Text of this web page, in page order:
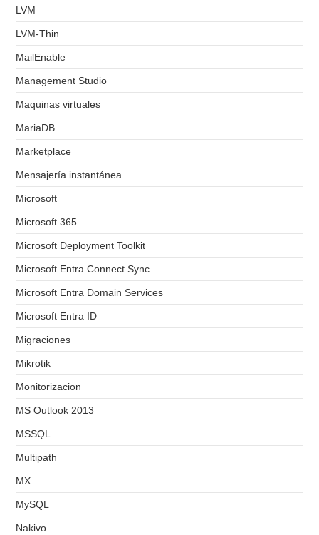
LVM
LVM-Thin
MailEnable
Management Studio
Maquinas virtuales
MariaDB
Marketplace
Mensajería instantánea
Microsoft
Microsoft 365
Microsoft Deployment Toolkit
Microsoft Entra Connect Sync
Microsoft Entra Domain Services
Microsoft Entra ID
Migraciones
Mikrotik
Monitorizacion
MS Outlook 2013
MSSQL
Multipath
MX
MySQL
Nakivo